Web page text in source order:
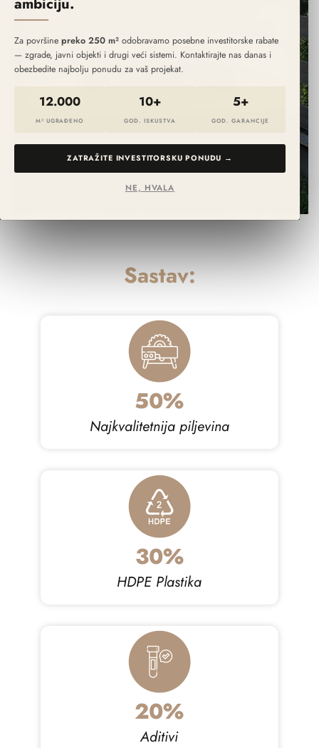
Za površine preko 250 m² odobravamo posebne investitorske rabate
— zgrade, javni objekti i drugi veći sistemi. Kontaktirajte nas danas i
obezbedite najbolju ponudu za vaš projekat.
12.000
M² UGRAĐENO
10+
GOD. ISKUSTVA
5+
GOD. GARANCIJE
ZATRAŽITE INVESTITORSKU PONUDU →
NE, HVALA
personalizovanu uslugu, kreiramo
ograde koje se savršeno uklapaju u vaš
dom.
Napravi svoju ogradu
Sastav:
50
Najkvalitetnija piljevina
30
HDPE Plastika
20
Aditivi